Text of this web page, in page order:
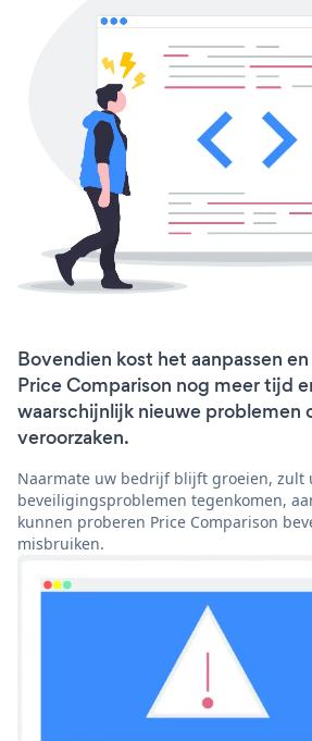
Bovendien kost het aanpassen
Price Comparison nog meer tijd
waarschijnlijk nieuwe problemen
veroorzaken.
Naarmate uw bedrijf blijft groeien, zult
beveiligingsproblemen tegenkomen,
kunnen proberen Price Comparison
misbruiken.